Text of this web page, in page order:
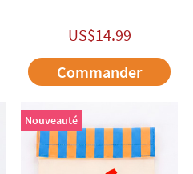
US$14.99
Commander
Nouveauté